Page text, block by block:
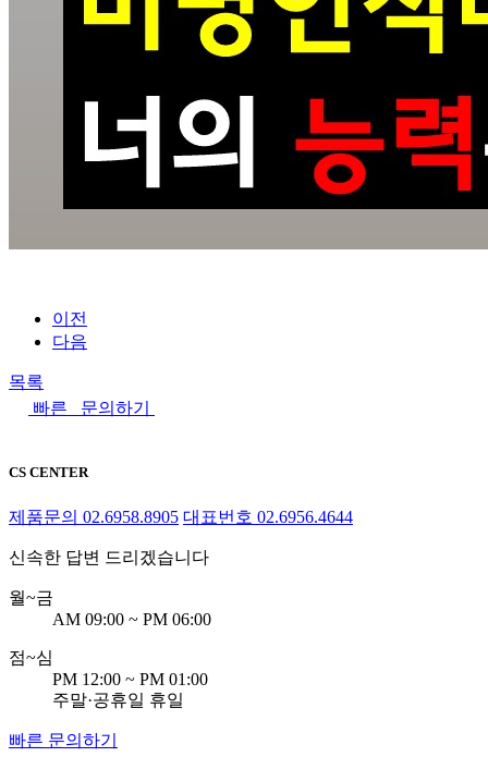
이전
다음
목록
빠른 문의하기
CS CENTER
제품문의 02.6958.8905 대표번호 02.6956.4644
신속한 답변 드리겠습니다
월~금
AM 09:00 ~ PM 06:00
점~심
PM 12:00 ~ PM 01:00
주말·공휴일 휴일
빠른 문의하기